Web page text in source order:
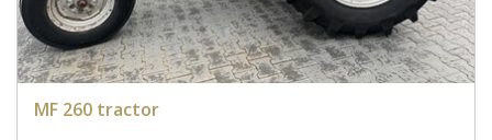
MF 260 tractor